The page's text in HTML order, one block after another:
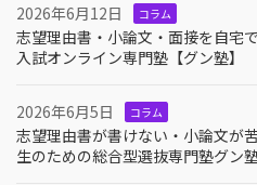
2026年6月12日 コラム
志望理由書・小論文・面接を自宅
入試オンライン専門塾【グン塾】
2026年6月5日 コラム
志望理由書が書けない・小論文が
生のための総合型選抜専門塾グン